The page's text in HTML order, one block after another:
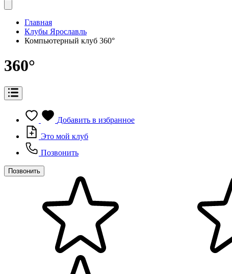
Главная
Клубы Ярославль
Компьютерный клуб 360°
360°
Добавить в избранное
Это мой клуб
Позвонить
Позвонить